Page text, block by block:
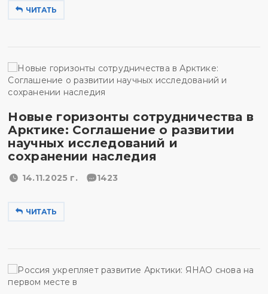
ЧИТАТЬ
Новые горизонты сотрудничества в
Арктике: Соглашение о развитии
научных исследований и
сохранении наследия
14.11.2025 г. 1423
ЧИТАТЬ